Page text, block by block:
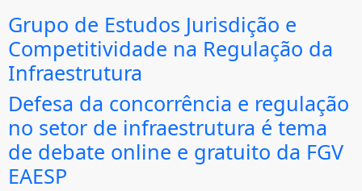
Grupo de Estudos Jurisdição e
Competitividade na Regulação da
Infraestrutura
Defesa da concorrência e regulação
no setor de infraestrutura é tema
de debate online e gratuito da FGV
EAESP